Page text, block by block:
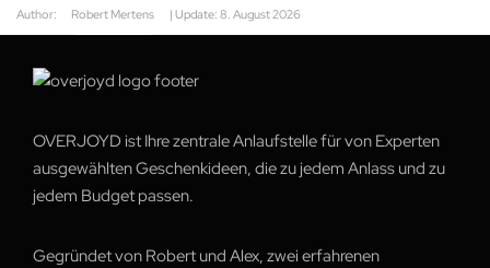
Author: Robert Mertens | Update: 8. August 2026
OVERJOYD ist Ihre zentrale Anlaufstelle für von Experten
ausgewählten Geschenkideen, die zu jedem Anlass und zu
jedem Budget passen.
Gegründet von Robert und Alex, zwei erfahrenen